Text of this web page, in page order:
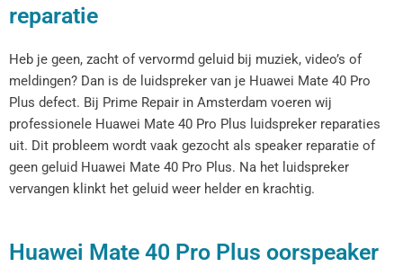
reparatie
Heb je geen, zacht of vervormd geluid bij muziek, video’s of
meldingen? Dan is de luidspreker van je Huawei Mate 40 Pro
Plus defect. Bij Prime Repair in Amsterdam voeren wij
professionele Huawei Mate 40 Pro Plus luidspreker reparaties
uit. Dit probleem wordt vaak gezocht als speaker reparatie of
geen geluid Huawei Mate 40 Pro Plus. Na het luidspreker
vervangen klinkt het geluid weer helder en krachtig.
Huawei Mate 40 Pro Plus oorspeaker